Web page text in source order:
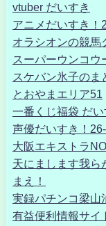
vtuber だいすき
アニメだいすき！
オラシオンの競馬
スーパーウンコウ
スケバン氷子のま
とおやまエリア51
一番くじ福袋 だい
声優だいすき！
大阪エキストラ
天にまします我ら
まえ！
実録パチンコ梁山
有益便利情報サイ